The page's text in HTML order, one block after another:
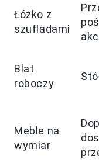
Łóżko z
szufladami
Blat
roboczy
Meble na
wymiar